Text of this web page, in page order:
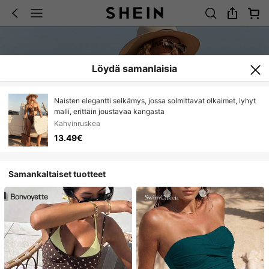
Löydä samanlaisia
Naisten elegantti selkämys, jossa solmittavat olkaimet, lyhyt
malli, erittäin joustavaa kangasta
Kahvinruskea
13.49€
Samankaltaiset tuotteet